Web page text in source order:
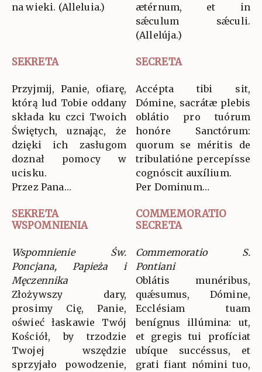
na wieki. (Alleluia.)
ætérnum, et in
sǽculum sǽculi.
(Allelúja.)
SEKRETA SECRETA
Przyjmij, Panie, ofiarę,
którą lud Tobie oddany
składa ku czci Twoich
Świętych, uznając, że
dzięki ich zasługom
doznał pomocy w
ucisku.
Przez Pana…
Accépta tibi sit,
Dómine, sacrátæ plebis
oblátio pro tuórum
honóre Sanctórum:
quorum se méritis de
tribulatióne percepísse
cognóscit auxílium.
Per Dominum…
SEKRETA
WSPOMNIENIA
COMMEMORATIO
SECRETA
Wspomnienie Św.
Poncjana, Papieża i
Męczennika
Złożywszy dary,
prosimy Cię, Panie,
oświeć łaskawie Twój
Kościół, by trzodzie
Twojej wszędzie
sprzyjało powodzenie,
Commemoratio S.
Pontiani
Oblátis munéribus,
quǽsumus, Dómine,
Ecclésiam tuam
benígnus illúmina: ut,
et gregis tui profíciat
ubíque succéssus, et
grati fiant nómini tuo,